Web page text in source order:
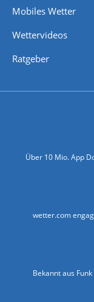
Mobiles Wetter
Wettervideos
Ratgeber
Über 10 Mio. App
wetter.com
Bekannt aus